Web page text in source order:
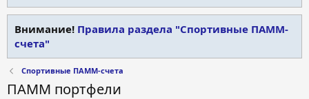
Внимание! Правила раздела "Спортивные ПАММ-
счета"
Спортивные ПАММ-счета
ПАММ портфели